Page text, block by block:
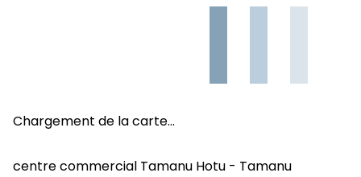
Chargement de la carte…
centre commercial Tamanu Hotu - Tamanu